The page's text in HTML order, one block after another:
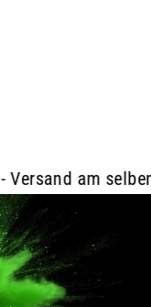
am selben